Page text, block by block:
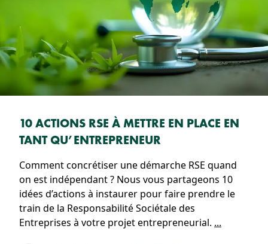
10 ACTIONS RSE À METTRE EN PLACE EN
TANT QU’ENTREPRENEUR
Comment concrétiser une démarche RSE quand
on est indépendant ? Nous vous partageons 10
idées d’actions à instaurer pour faire prendre le
train de la Responsabilité Sociétale des
Entreprises à votre projet entrepreneurial. ...